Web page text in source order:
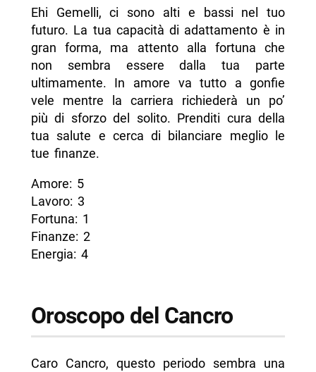
Ehi Gemelli, ci sono alti e bassi nel tuo
futuro. La tua capacità di adattamento è in
gran forma, ma attento alla fortuna che
non sembra essere dalla tua parte
ultimamente. In amore va tutto a gonfie
vele mentre la carriera richiederà un po’
più di sforzo del solito. Prenditi cura della
tua salute e cerca di bilanciare meglio le
tue finanze.
Amore: 5
Lavoro: 3
Fortuna: 1
Finanze: 2
Energia: 4
Oroscopo del Cancro
Caro Cancro, questo periodo sembra una